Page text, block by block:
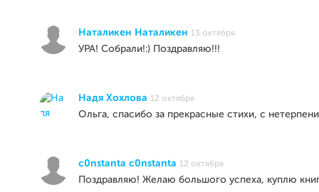
Наталикен Наталикен 13 октября
УРА! Собрали!:) Поздравляю!!!
Надя Хохлова 12 октября
Ольга, спасибо за прекрасные стихи, с
c0nstanta c0nstanta 12 октября
Поздравляю! Желаю большого успеха, куплю